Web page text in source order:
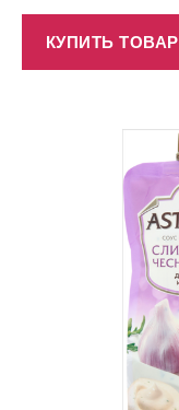
КУПИТЬ ТОВАР